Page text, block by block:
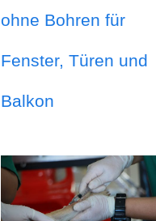
ohne Bohren für
Fenster, Türen und
Balkon